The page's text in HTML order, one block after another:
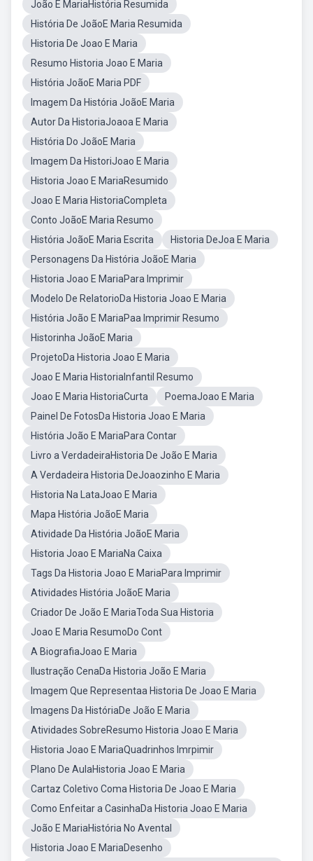
João E MariaHistória Resumida
História De JoãoE Maria Resumida
Historia De Joao E Maria
Resumo Historia Joao E Maria
História JoãoE Maria PDF
Imagem Da História JoãoE Maria
Autor Da HistoriaJoaoa E Maria
História Do JoãoE Maria
Imagem Da HistoriJoao E Maria
Historia Joao E MariaResumido
Joao E Maria HistoriaCompleta
Conto JoãoE Maria Resumo
História JoãoE Maria Escrita
Historia DeJoa E Maria
Personagens Da História JoãoE Maria
Historia Joao E MariaPara Imprimir
Modelo De RelatorioDa Historia Joao E Maria
História João E MariaPaa Imprimir Resumo
Historinha JoãoE Maria
ProjetoDa Historia Joao E Maria
Joao E Maria HistoriaInfantil Resumo
Joao E Maria HistoriaCurta
PoemaJoao E Maria
Painel De FotosDa Historia Joao E Maria
História João E MariaPara Contar
Livro a VerdadeiraHistoria De João E Maria
A Verdadeira Historia DeJoaozinho E Maria
Historia Na LataJoao E Maria
Mapa História JoãoE Maria
Atividade Da História JoãoE Maria
Historia Joao E MariaNa Caixa
Tags Da Historia Joao E MariaPara Imprimir
Atividades História JoãoE Maria
Criador De João E MariaToda Sua Historia
Joao E Maria ResumoDo Cont
A BiografiaJoao E Maria
Ilustração CenaDa Historia João E Maria
Imagem Que Representaa Historia De Joao E Maria
Imagens Da HistóriaDe João E Maria
Atividades SobreResumo Historia Joao E Maria
Historia Joao E MariaQuadrinhos Imrpimir
Plano De AulaHistoria Joao E Maria
Cartaz Coletivo Coma Historia De Joao E Maria
Como Enfeitar a CasinhaDa Historia Joao E Maria
João E MariaHistória No Avental
Historia Joao E MariaDesenho